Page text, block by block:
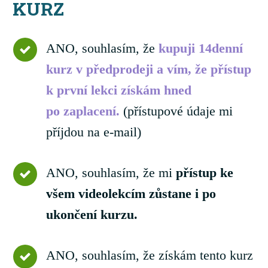
KURZ
ANO, souhlasím, žekupuji 14denní
kurz v předprodeji a vím, že přístup
k první lekci získám hned
po zaplacení. (přístupové údaje mi
příjdou na e-mail)
ANO, souhlasím, že mipřístup ke
všem videolekcím zůstane i po
ukončení kurzu.
ANO, souhlasím, že získám tento kurz